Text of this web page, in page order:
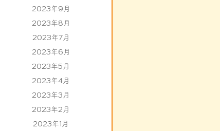
2023年9月
2023年8月
2023年7月
2023年6月
2023年5月
2023年4月
2023年3月
2023年2月
2023年1月